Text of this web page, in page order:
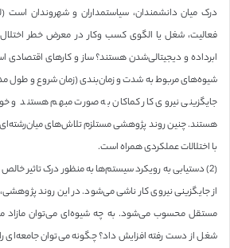
فعالیت، شغل یا الگوی کسب وکار در معرض خطر اختلال
ابرداده و دیجیتالی‌شدن هستند؟ ساز و کارهای
شیوه‌های مربوط به شدت و زمان‌بندی (زمان شروع و طول
جایگزینی نیروی کار کماکان به صورت مبهم هستند و
هستند. چنین روند پژوهشی مستلزم تلاش‌های
با اختلالات عملکردی همراه است.
(2) دستیابی به رویکرد سیستم‌ها به منظور درک تاثیر
از جایگزینی نیروی کار ناشی می‌شود. در این روند
مستقل محسوب می‌شود. به چه شیوه‌ای می‌توان مازاد
شغل از دست رفته افزایش داد؟ چگونه می‌توان جامعه‌ای